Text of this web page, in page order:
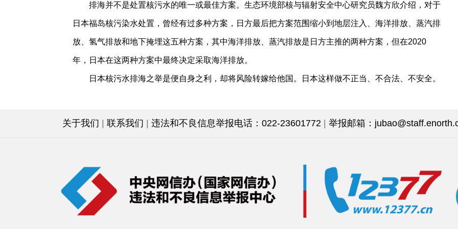
排海并不是处置核污水的唯一或最佳方案。生态环境部核与辐射安全中心研究员魏方欣介绍，对于
日本福岛核污染水处置，曾经有过多种方案，日方最后把方案范围缩小到地层注入、海洋排放、蒸汽排
放、氢气排放和地下掩埋这五种方案，其中海洋排放、蒸汽排放是日方主推的两种方案，但在2020
年，日本在这两种方案中最终决定采取海洋排放。
日本核污水排海之举是便自身之利，却将风险转嫁给他国。日本这样做不正当、不合法、不安全。
关于我们 联系我们 违法和不良信息举报电话：022-23601772 举报邮箱：